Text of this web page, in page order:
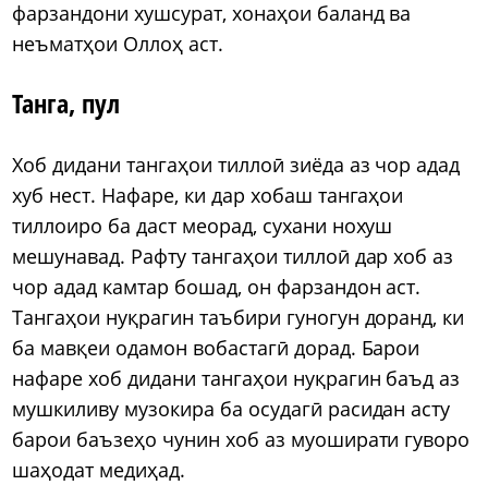
фарзандони хушсурат, хонаҳои баланд ва
неъматҳои Оллоҳ аст.
Танга, пул
Хоб дидани тангаҳои тиллоӣ зиёда аз чор адад
хуб нест. Нафаре, ки дар хобаш тангаҳои
тиллоиро ба даст меорад, сухани нохуш
мешунавад. Рафту тангаҳои тиллоӣ дар хоб аз
чор адад камтар бошад, он фарзандон аст.
Тангаҳои нуқрагин таъбири гуногун доранд, ки
ба мавқеи одамон вобастагӣ дорад. Барои
нафаре хоб дидани тангаҳои нуқрагин баъд аз
мушкиливу музокира ба осудагӣ расидан асту
барои баъзеҳо чунин хоб аз муоширати гуворо
шаҳодат медиҳад.